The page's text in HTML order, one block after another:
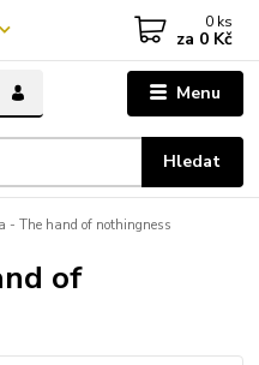
Menu
Hledat
0 ks
za 0 Kč
- The hand of nothingness
of